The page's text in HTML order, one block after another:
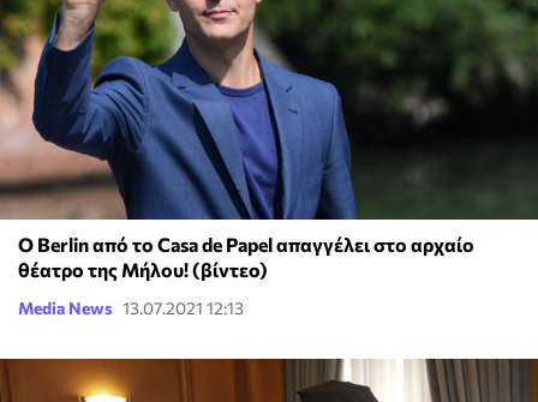
Ο Berlin από το Casa de Papel απαγγέλει στο αρχαίο
θέατρο της Μήλου! (βίντεο)
Media News 13.07.2021 12:13